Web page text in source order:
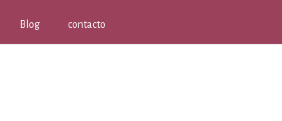
Blog contacto